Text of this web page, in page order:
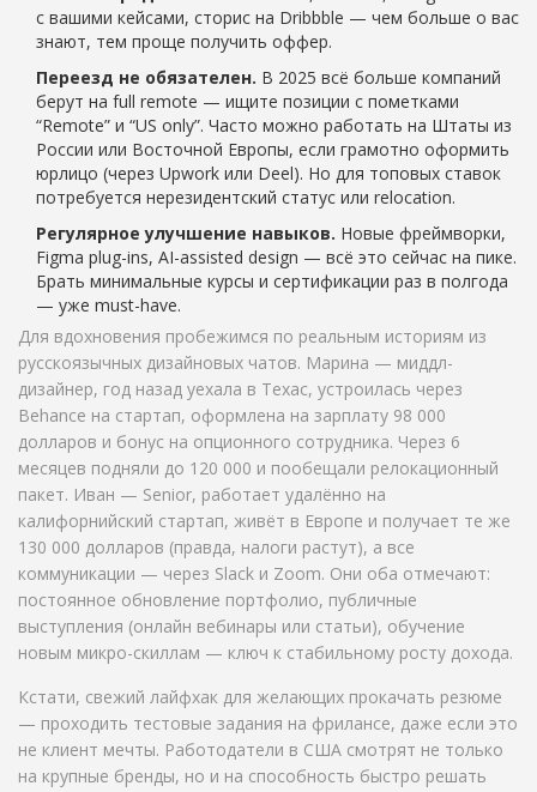
с вашими кейсами, сторис на Dribbble — чем больше о вас
знают, тем проще получить оффер.
Переезд не обязателен. В 2025 всё больше компаний
берут на full remote — ищите позиции с пометками
“Remote” и “US only”. Часто можно работать на Штаты из
России или Восточной Европы, если грамотно оформить
юрлицо (через Upwork или Deel). Но для топовых ставок
потребуется нерезидентский статус или relocation.
Регулярное улучшение навыков. Новые фреймворки,
Figma plug-ins, AI-assisted design — всё это сейчас на пике.
Брать минимальные курсы и сертификации раз в полгода
— уже must-have.
Для вдохновения пробежимся по реальным историям из
русскоязычных дизайновых чатов. Марина — миддл-
дизайнер, год назад уехала в Техас, устроилась через
Behance на стартап, оформлена на зарплату 98 000
долларов и бонус на опционного сотрудника. Через 6
месяцев подняли до 120 000 и пообещали релокационный
пакет. Иван — Senior, работает удалённо на
калифорнийский стартап, живёт в Европе и получает те же
130 000 долларов (правда, налоги растут), а все
коммуникации — через Slack и Zoom. Они оба отмечают:
постоянное обновление портфолио, публичные
выступления (онлайн вебинары или статьи), обучение
новым микро-скиллам — ключ к стабильному росту дохода.
Кстати, свежий лайфхак для желающих прокачать резюме
— проходить тестовые задания на фрилансе, даже если это
не клиент мечты. Работодатели в США смотрят не только
на крупные бренды, но и на способность быстро решать